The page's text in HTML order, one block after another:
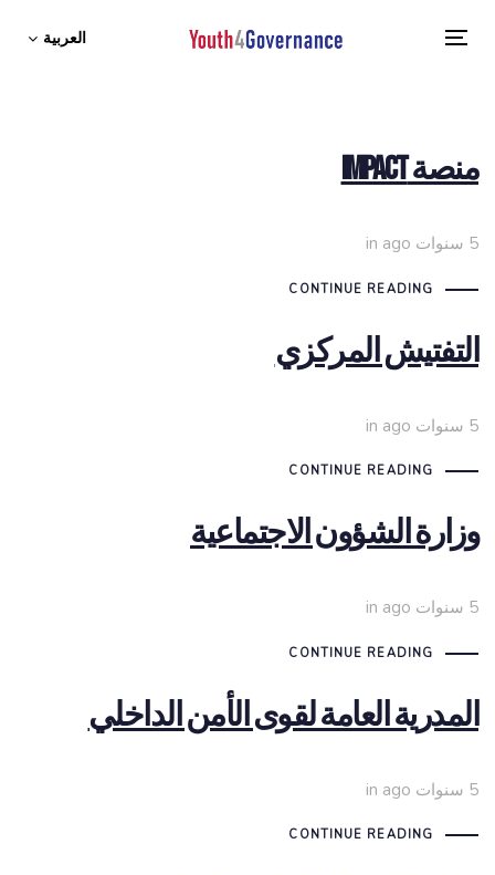
العربية
Toggle
منصة Impact
5 سنوات ago
CONTINUE READING
التفتيش المركزي
5 سنوات ago
CONTINUE READING
وزارة الشؤون الاجتماعية
5 سنوات ago
CONTINUE READING
المدرية العامة لقوى الأمن الداخلي
5 سنوات ago
CONTINUE READING